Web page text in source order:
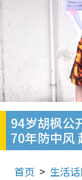
94岁胡枫公
70年防中风
首页 生活